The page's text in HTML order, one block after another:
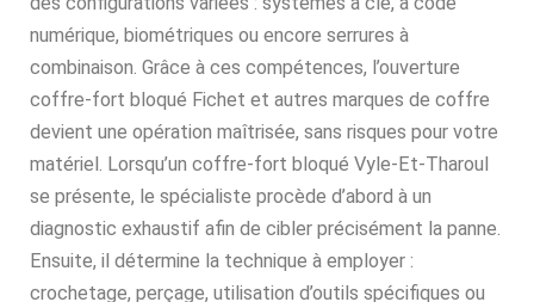
numérique, biométriques ou encore serrures à
combinaison. Grâce à ces compétences, l’ouverture
coffre-fort bloqué Fichet et autres marques de coffre
devient une opération maîtrisée, sans risques pour votre
matériel. Lorsqu’un coffre-fort bloqué Vyle-Et-Tharoul
se présente, le spécialiste procède d’abord à un
diagnostic exhaustif afin de cibler précisément la panne.
Ensuite, il détermine la technique à employer :
crochetage, perçage, utilisation d’outils spécifiques ou